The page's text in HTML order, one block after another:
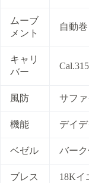
ムーブ
メント
自動巻
キャリ
バー
風防 サフ
機能 デイ
ベゼル バー
ブレス
18Kイ